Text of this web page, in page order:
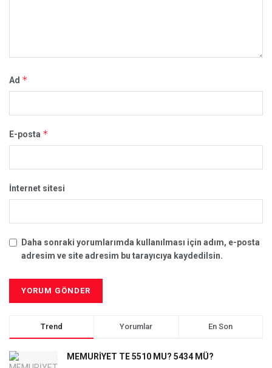
Ad *
E-posta *
İnternet sitesi
Daha sonraki yorumlarımda kullanılması için adım, e-posta
adresim ve site adresim bu tarayıcıya kaydedilsin.
Trend Yorumlar En Son
MEMURİYET TE 5510 MU? 5434 MÜ?